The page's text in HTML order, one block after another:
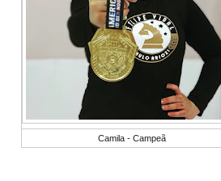
Camila - Campeã